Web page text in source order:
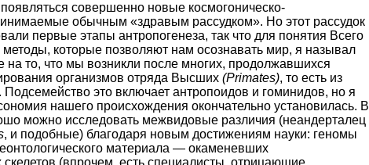
совершенно новые космогоническо-
обычным «здравым рассудком». Но этот рассудок
первые этапы антропогенеза, так что для понятия Всего
которые позволяют нам осознавать мир, я называл
то, что мы возникли после многих, продолжавшихся
организмов отряда Высших (Primates), то есть из
Подсемейство это включает антропоидов и гоминидов, но я
нашего происхождения окончательно установилась. В
можно исследовать межвидовые различия (неандерталец
, и подобные) благодаря новым достижениям науки: геномы
материала — окаменевших
(впрочем, есть специалисты, отрицающие